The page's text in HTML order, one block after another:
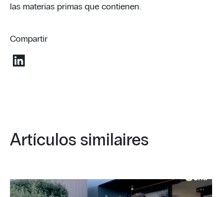
Compartir
las materias primas que contienen.
Artículos similaires